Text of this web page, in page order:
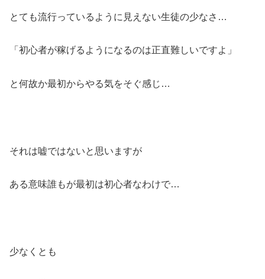
とても流行っているように見えない生徒の少なさ…
「初心者が稼げるようになるのは正直難しいですよ」
と何故か最初からやる気をそぐ感じ…
それは嘘ではないと思いますが
ある意味誰もが最初は初心者なわけで…
少なくとも